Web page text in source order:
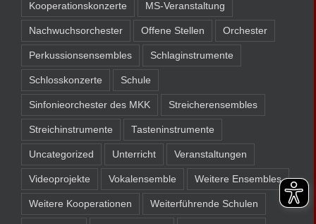
Kooperationskonzerte MS-Veranstaltung
Nachwuchsorchester Offene Stellen Orchester
Perkussionsensembles Schlaginstrumente
Schlosskonzerte Schule
Sinfonieorchester des MKK Streicherensembles
Streichinstrumente Tasteninstrumente
Uncategorized Unterricht Veranstaltungen
Videoprojekte Vokalensemble Weitere Ensembles
Weitere Kooperationen Weiterführende Schulen